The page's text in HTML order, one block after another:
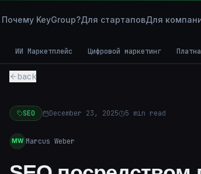
Почему KeyGroup?Для стартаповДля
ИИ Маркетплейс Цифровой маркетинг
back
SEO December 23, 2025 5 min read
MW Marcus Weber